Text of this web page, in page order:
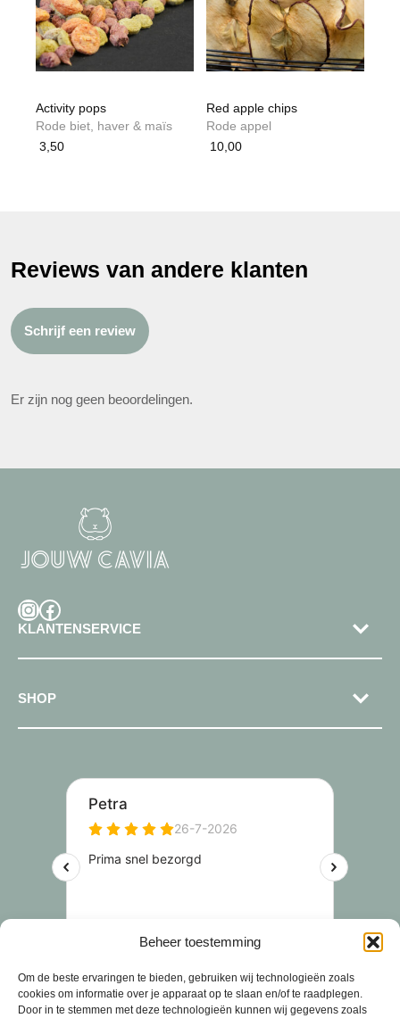
Beheer toestemming
Om de beste ervaringen te bieden, gebruiken wij technologieën zoals
cookies om informatie over je apparaat op te slaan en/of te raadplegen.
Door in te stemmen met deze technologieën kunnen wij gegevens zoals
Activity pops
Rode biet, haver & maïs
3,50
Red apple chips
Rode appel
10,00
Reviews van andere klanten
Schrijf een review
Er zijn nog geen beoordelingen.
InstagramFacebook
KLANTENSERVICE
SHOP